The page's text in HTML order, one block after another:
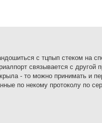
с тцпып стеком на
связывается с
- то можно принимать и
по некому протоколу по